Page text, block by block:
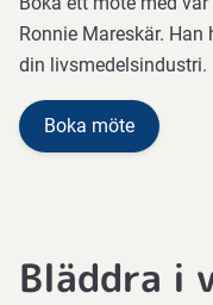
Ronnie Mareskär.
din livsmedelsindustri.
Boka möte
Bläddra i